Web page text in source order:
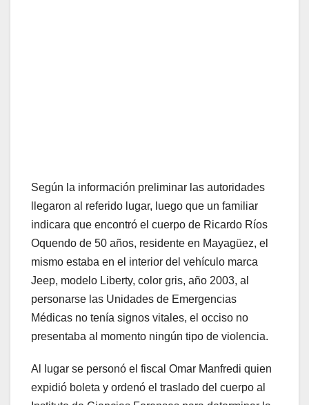
Según la información preliminar las autoridades
llegaron al referido lugar, luego que un familiar
indicara que encontró el cuerpo de Ricardo Ríos
Oquendo de 50 años, residente en Mayagüez, el
mismo estaba en el interior del vehículo marca
Jeep, modelo Liberty, color gris, año 2003, al
personarse las Unidades de Emergencias
Médicas no tenía signos vitales, el occiso no
presentaba al momento ningún tipo de violencia.
Al lugar se personó el fiscal Omar Manfredi quien
expidió boleta y ordenó el traslado del cuerpo al